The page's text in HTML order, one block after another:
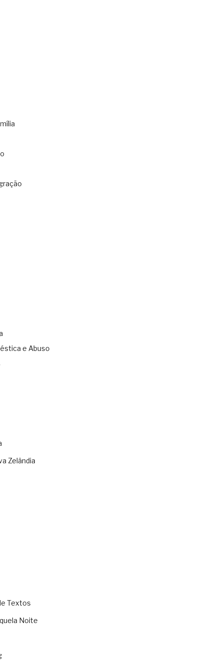
e Abuso
Zelândia
Textos
Noite